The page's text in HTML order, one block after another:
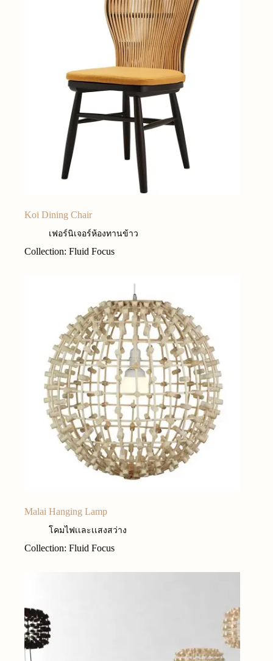
Koi Dining Chair
เฟอร์นิเจอร์ห้องทานข้าว
Collection: Fluid Focus
Malai Hanging Lamp
โคมไฟเเละเเสงสว่าง
Collection: Fluid Focus